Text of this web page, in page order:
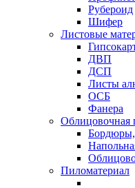
Рубероид
Шифер
Листовые
ДВП
ДСП
Листы
ОСБ
Фанера
Облицовочная
Бордюры,
Пиломатериал